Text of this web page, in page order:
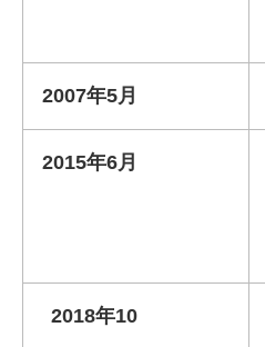
2007年5月
2015年6月
2018年10